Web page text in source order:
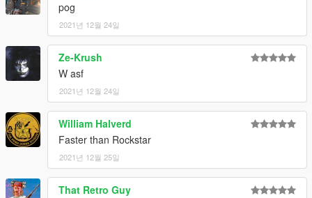
pog
2021년 12월 24일
Ze-Krush
W asf
2021년 12월 24일
William Halverd
Faster than Rockstar
2021년 12월 25일
That Retro Guy